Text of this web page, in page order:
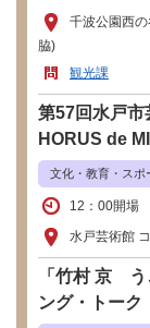
千波公園西
脇)
観光課
第57回水戸
HORUS de
文化・教育・スポ
12：00開場
水戸芸術館
「竹村 京 う
ング・トーク